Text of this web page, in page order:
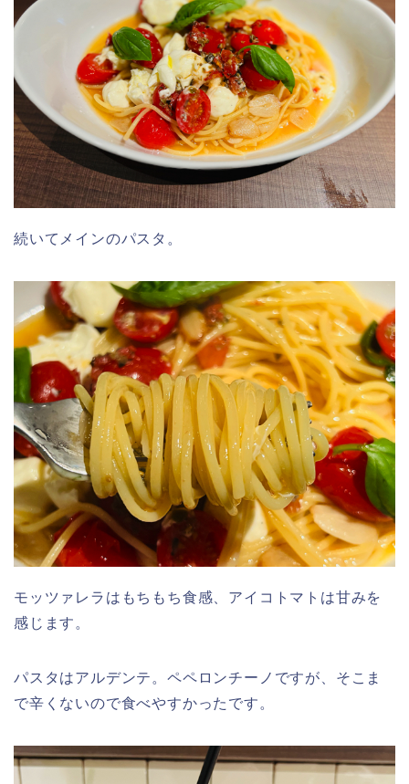
続いてメインのパスタ。
モッツァレラはもちもち食感、アイコトマトは甘みを
感じます。
パスタはアルデンテ。ペペロンチーノですが、そこま
で辛くないので食べやすかったです。